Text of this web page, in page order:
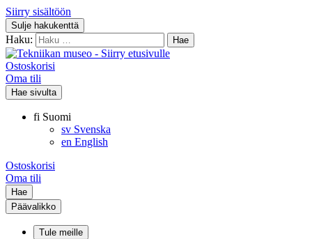
Siirry sisältöön
Sulje hakukenttä
Haku:
Ostoskorisi
Oma tili
Hae sivulta
fi Suomi
sv Svenska
en English
Ostoskorisi
Oma tili
Hae
Päävalikko
Tule meille